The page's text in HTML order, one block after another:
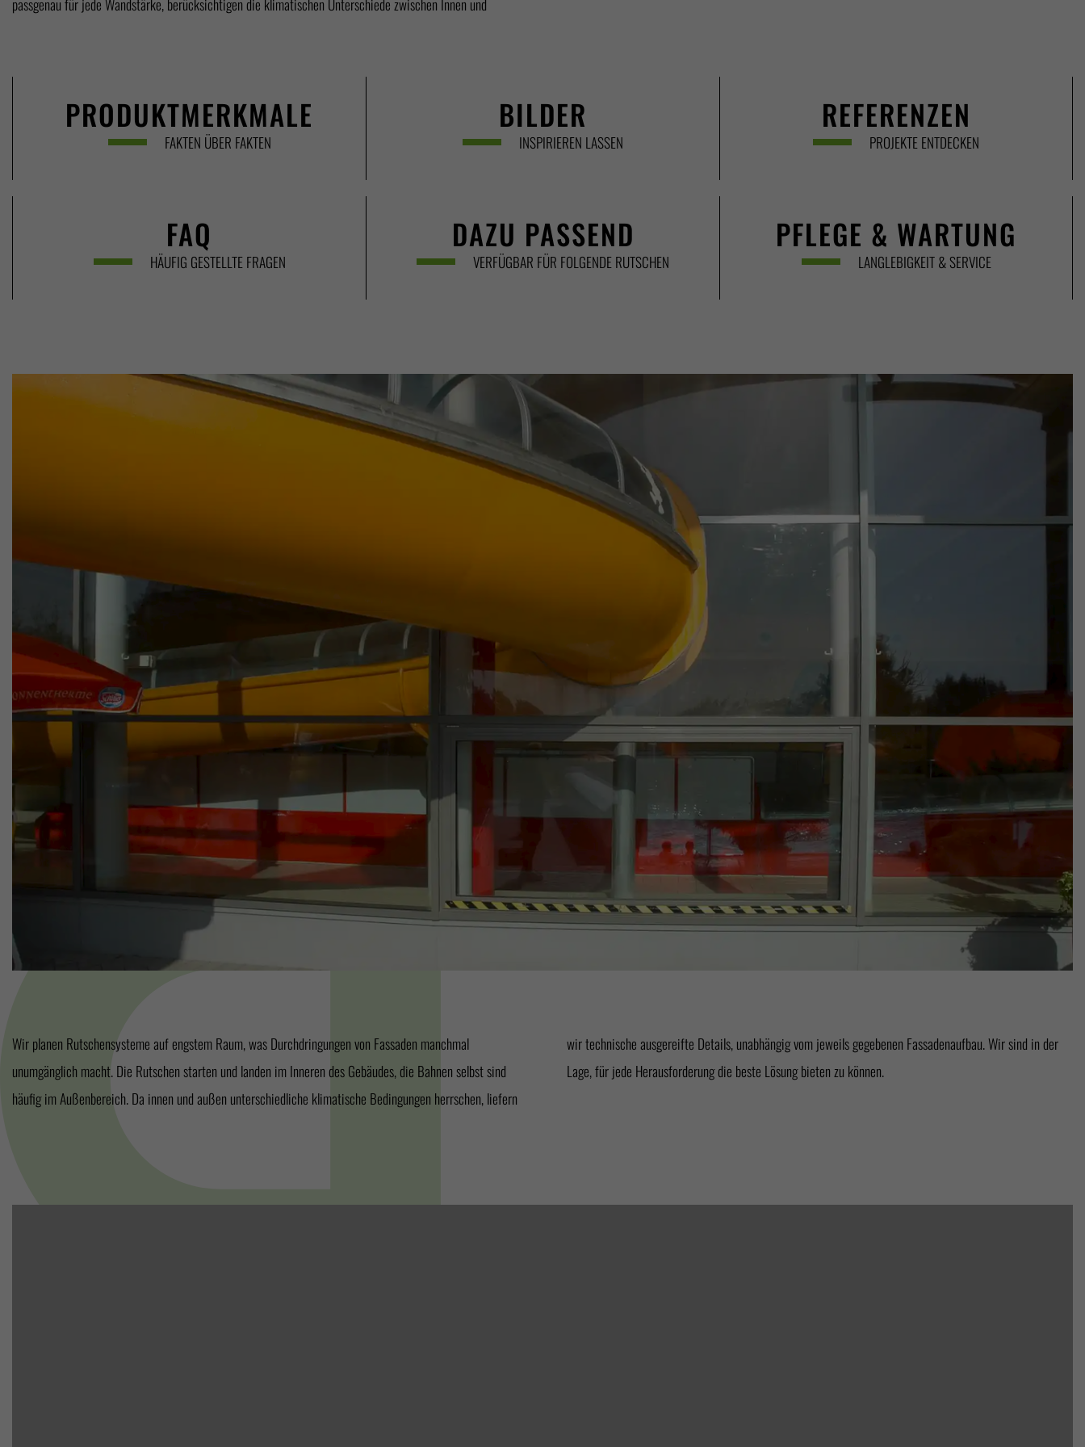
PRODUKTMERKMALE
FAKTEN ÜBER FAKTEN
BILDER
INSPIRIEREN LASSEN
REFERENZEN
PROJEKTE ENTDECKEN
FAQ
HÄUFIG GESTELLTE FRAGEN
DAZU PASSEND
VERFÜGBAR FÜR FOLGENDE RUTSCHEN
PFLEGE & WARTUNG
LANGLEBIGKEIT & SERVICE
Wir planen Rutschensysteme auf engstem Raum, was Durchdringungen von Fassaden manchmal
unumgänglich macht. Die Rutschen starten und landen im Inneren des Gebäudes, die Bahnen selbst sind
häufig im Außenbereich. Da innen und außen unterschiedliche klimatische Bedingungen herrschen, liefern
wir technische ausgereifte Details, unabhängig vom jeweils gegebenen Fassadenaufbau. Wir sind in der
Lage, für jede Herausforderung die beste Lösung bieten zu können.